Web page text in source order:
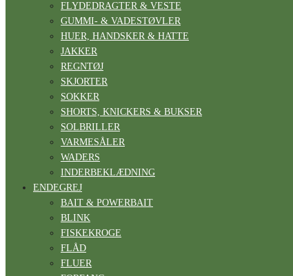
FLYDEDRAGTER & VESTE
GUMMI- & VADESTØVLER
HUER, HANDSKER & HATTE
JAKKER
REGNTØJ
SKJORTER
SOKKER
SHORTS, KNICKERS & BUKSER
SOLBRILLER
VARMESÅLER
WADERS
INDERBEKLÆDNING
ENDEGREJ
BAIT & POWERBAIT
BLINK
FISKEKROGE
FLÅD
FLUER